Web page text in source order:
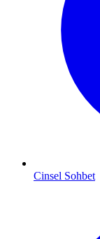
Cinsel Sohbet